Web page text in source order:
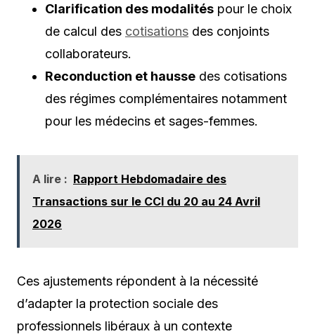
Clarification des modalités pour le choix
de calcul des cotisations des conjoints
collaborateurs.
Reconduction et hausse des cotisations
des régimes complémentaires notamment
pour les médecins et sages-femmes.
A lire : Rapport Hebdomadaire des
Transactions sur le CCI du 20 au 24 Avril
2026
Ces ajustements répondent à la nécessité
d’adapter la protection sociale des
professionnels libéraux à un contexte